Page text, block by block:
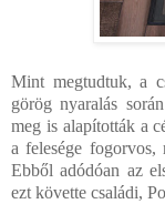
Mint megtudtuk, a
görög nyaralás
meg is alapították a
a felesége
Ebből adódóan az
ezt követte családi,